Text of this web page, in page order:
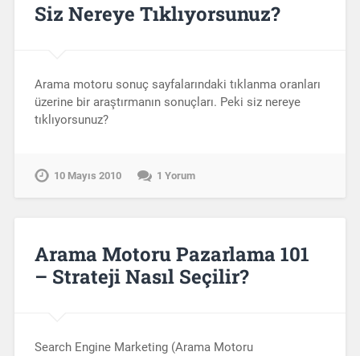
Siz Nereye Tıklıyorsunuz?
Arama motoru sonuç sayfalarındaki tıklanma oranları
üzerine bir araştırmanın sonuçları. Peki siz nereye
tıklıyorsunuz?
10 Mayıs 2010 1 Yorum
Arama Motoru Pazarlama 101
– Strateji Nasıl Seçilir?
Search Engine Marketing (Arama Motoru